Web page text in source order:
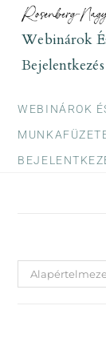
contentWebinárok
Bejelentkezés
WEBINÁROK